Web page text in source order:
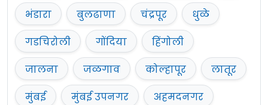
भंडारा
बुलढाणा चंद्रपूर
धुळे
गडचिरोली
गोंदिया
हिंगोली
जालना
जळगाव कोल्हापूर
लातूर
मुंबई
मुंबई उपनगर
अहमदनगर